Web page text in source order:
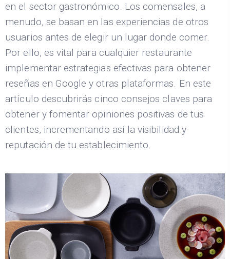
en el sector gastronómico. Los comensales, a
menudo, se basan en las experiencias de otros
usuarios antes de elegir un lugar donde comer.
Por ello, es vital para cualquier restaurante
implementar estrategias efectivas para obtener
reseñas en Google y otras plataformas. En este
artículo descubrirás cinco consejos claves para
obtener y fomentar opiniones positivas de tus
clientes, incrementando así la visibilidad y
reputación de tu establecimiento.